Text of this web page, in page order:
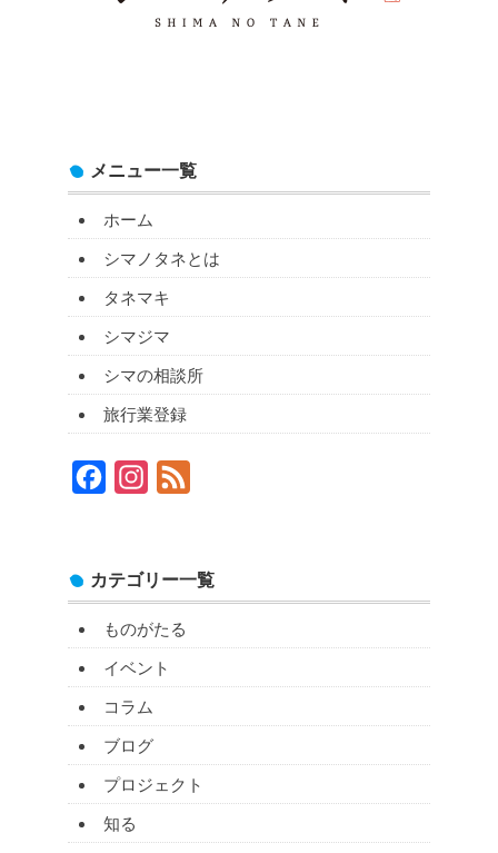
メニュー一覧
ホーム
シマノタネとは
タネマキ
シマジマ
シマの相談所
旅行業登録
FacebookInstagram
カテゴリー一覧
ものがたる
イベント
コラム
ブログ
プロジェクト
知る